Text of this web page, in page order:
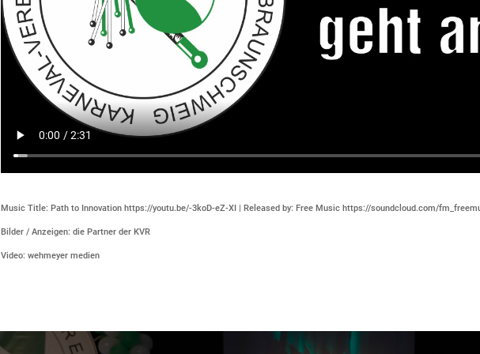
Music Title: Path to Innovation https://youtu.be/-3koD-eZ-XI | Released by: Free Music https://soundcloud.com/
Bilder / Anzeigen: die Partner der KVR
Video: wehmeyer medien